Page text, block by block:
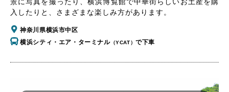
景に写真を撮ったり、横浜博覧館で中華街らしいお土産を購
入したりと、さまざまな楽しみ方があります。
神奈川県横浜市中区
横浜シティ・エア・ターミナル（YCAT）で下車